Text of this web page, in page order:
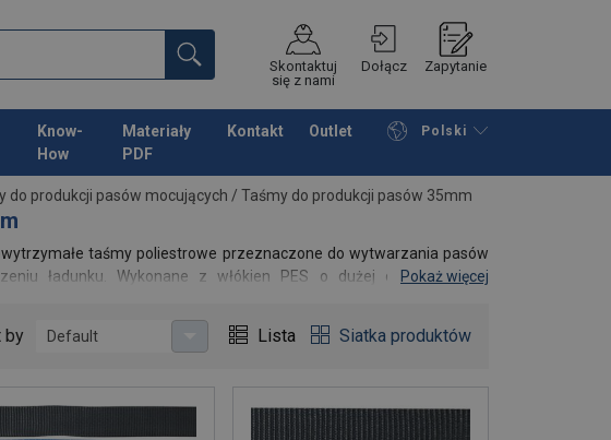
Skontaktuj
się z nami
Dołącz Zapytanie
Know-
How
Materiały
PDF
Kontakt Outlet Polski
Przeglądaj katalog Podsumowanie
do produkcji pasów mocujących / Taśmy do produkcji pasów 35mm
taśmy poliestrowe przeznaczone do wytwarzania pasów
ładunku. Wykonane z włókien PES o dużej odporności na
Pokaż więcej
by Default Lista Siatka produktów